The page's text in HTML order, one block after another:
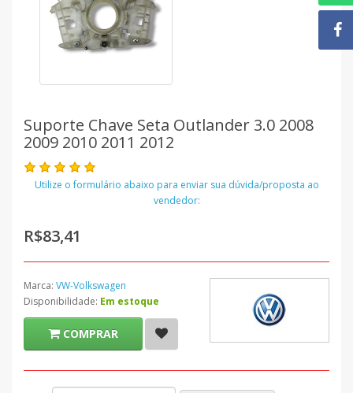
Suporte Chave Seta Outlander 3.0 2008
2009 2010 2011 2012
Utilize o formulário abaixo para enviar sua dúvida/proposta ao
vendedor:
R$83,41
Marca: VW-Volkswagen
Disponibilidade: Em estoque
COMPRAR